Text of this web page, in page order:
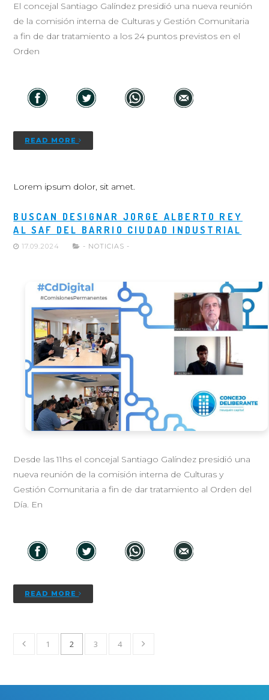
El concejal Santiago Galíndez presidió una nueva reunión
de la comisión interna de Culturas y Gestión Comunitaria
a fin de dar tratamiento a los 24 puntos previstos en el
Orden
READ MORE
Lorem ipsum dolor, sit amet.
BUSCAN DESIGNAR JORGE ALBERTO REY
AL SAF DEL BARRIO CIUDAD INDUSTRIAL
17.09.2024 - NOTICIAS -
Desde las 11hs el concejal Santiago Galíndez presidió una
nueva reunión de la comisión interna de Culturas y
Gestión Comunitaria a fin de dar tratamiento al Orden del
Día. En
READ MORE
1 2 3 4